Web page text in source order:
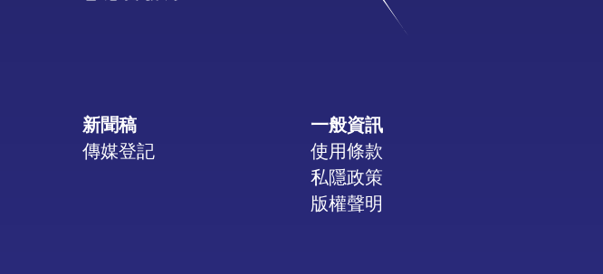
新聞稿
傳媒登記
一般資訊
使用條款
私隱政策
版權聲明